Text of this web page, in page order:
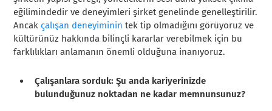
eğilimindedir ve deneyimleri şirket genelinde genelleştirilir.
Ancak çalışan deneyiminin tek tip olmadığını görüyoruz ve
kültürünüz hakkında bilinçli kararlar verebilmek için bu
farklılıkları anlamanın önemli olduğuna inanıyoruz.
Çalışanlara sorduk: Şu anda kariyerinizde
bulunduğunuz noktadan ne kadar memnunsunuz?